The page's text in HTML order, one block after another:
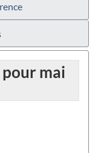
mai